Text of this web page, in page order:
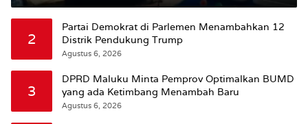
2
Partai Demokrat di Parlemen Menambahkan 12
Distrik Pendukung Trump
Agustus 6, 2026
3
DPRD Maluku Minta Pemprov Optimalkan BUMD
yang ada Ketimbang Menambah Baru
Agustus 6, 2026